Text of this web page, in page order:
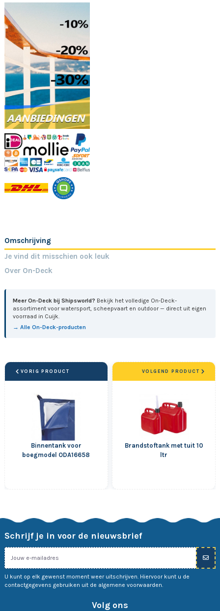
Omschrijving
Je vind dit misschien ook leuk
Over On-Deck
Meer On-Deck bij Shipsworld? Bekijk het volledige On-Deck-
assortiment voor watersport, scheepvaart en outdoor — direct uit eigen
voorraad in Cuijk.
→ Alle On-Deck-producten
VORIG PRODUCT
Binnentank voor
boegmodel ODA16658
Brandstoftank met tuit 10
ltr
VOLGEND PRODUCT
Schrijf je in voor de nieuwsbrief
U kunt op elk gewenst moment weer uitschrijven. Hiervoor kunt u de
contactgegevens gebruiken uit de algemene voorwaarden.
Volg ons